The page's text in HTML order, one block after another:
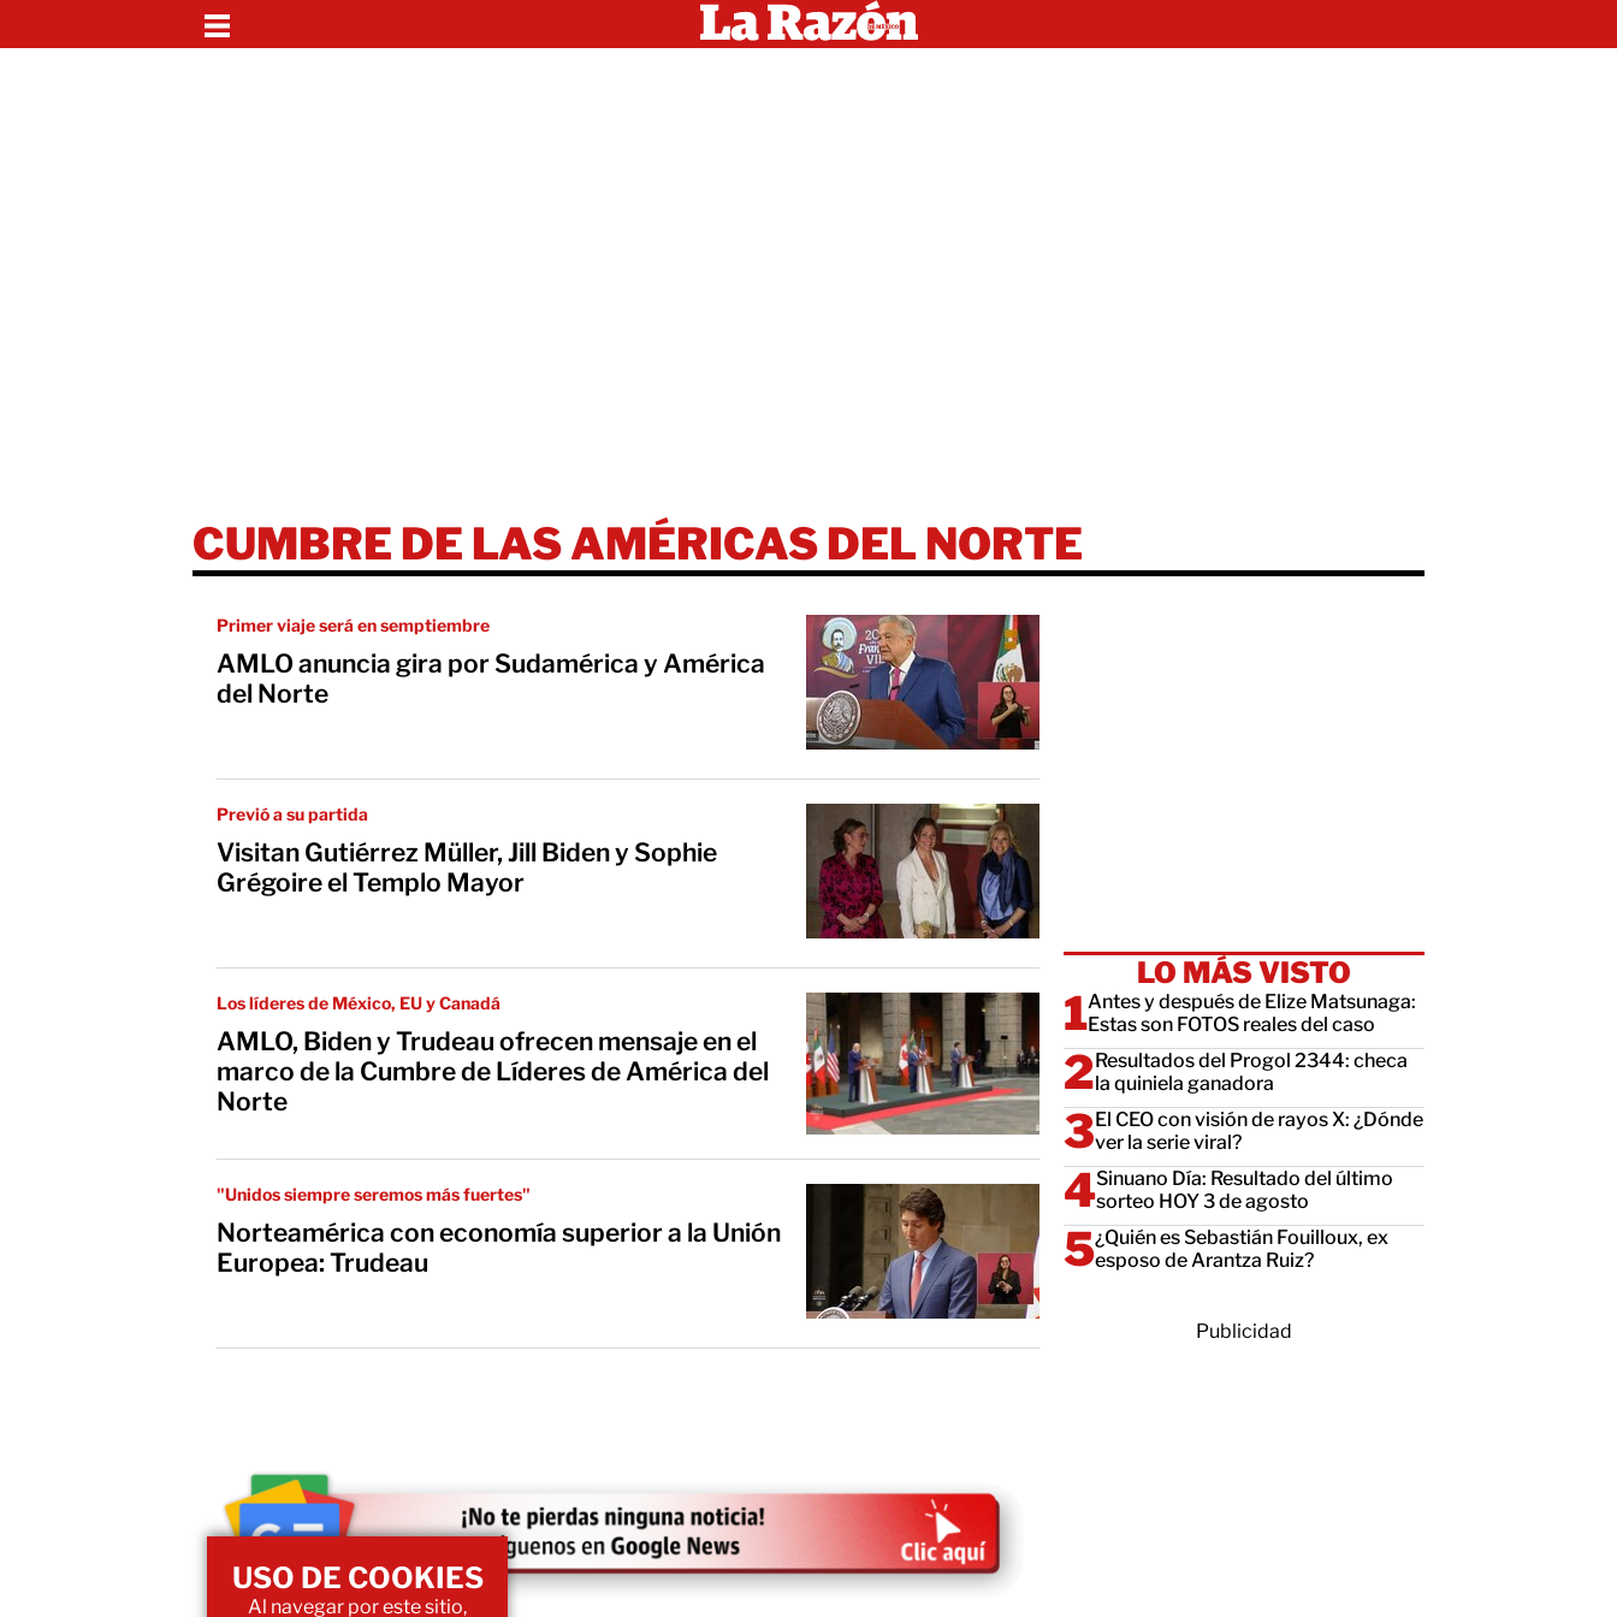
CUMBRE DE LAS AMÉRICAS DEL NORTE
Primer viaje será en semptiembre
AMLO anuncia gira por Sudamérica y América
del Norte
Previó a su partida
Visitan Gutiérrez Müller, Jill Biden y Sophie
Grégoire el Templo Mayor
Los líderes de México, EU y Canadá
AMLO, Biden y Trudeau ofrecen mensaje en el
marco de la Cumbre de Líderes de América del
Norte
"Unidos siempre seremos más fuertes"
Norteamérica con economía superior a la Unión
Europea: Trudeau
LO MÁS VISTO
Antes y después de Elize Matsunaga:
Estas son FOTOS reales del caso
Resultados del Progol 2344: checa
la quiniela ganadora
El CEO con visión de rayos X: ¿Dónde
ver la serie viral?
Sinuano Día: Resultado del último
sorteo HOY 3 de agosto
¿Quién es Sebastián Fouilloux, ex
esposo de Arantza Ruiz?
Publicidad
USO DE COOKIES
Al navegar por este sitio,